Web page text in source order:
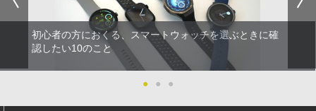
初心者の方におくる、スマートウォッチを選ぶときに確
認したい10のこと
● ● ●